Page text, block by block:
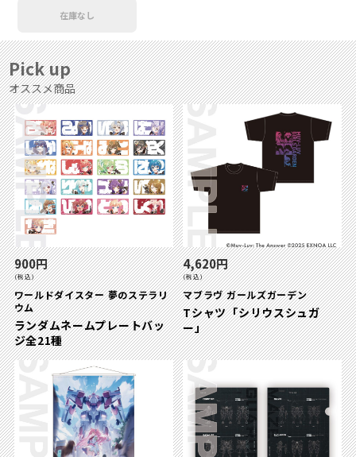
在庫なし
Pick up
オススメ商品
900円
(税込)
ワールドダイスター 夢のステラリ
ウム
ランダムネームプレートバッ
ジ全21種
4,620円
(税込)
マブラヴ ガールズガーデン
Tシャツ「シリウスシュガ
ー」